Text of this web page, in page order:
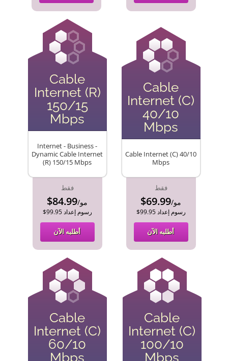
Cable
Internet (R)
150/15
Mbps
Internet - Business -
Dynamic Cable Internet
(R) 150/15 Mbps
فقط
$84.99 /مو
$99.95 رسوم إعداد
أطلبه الآن
Cable
Internet (C)
40/10
Mbps
Cable Internet (C) 40/10
Mbps
فقط
$69.99 /مو
$99.95 رسوم إعداد
أطلبه الآن
Cable
Internet (C)
60/10
Mbps
Cable
Internet (C)
100/10
Mbps